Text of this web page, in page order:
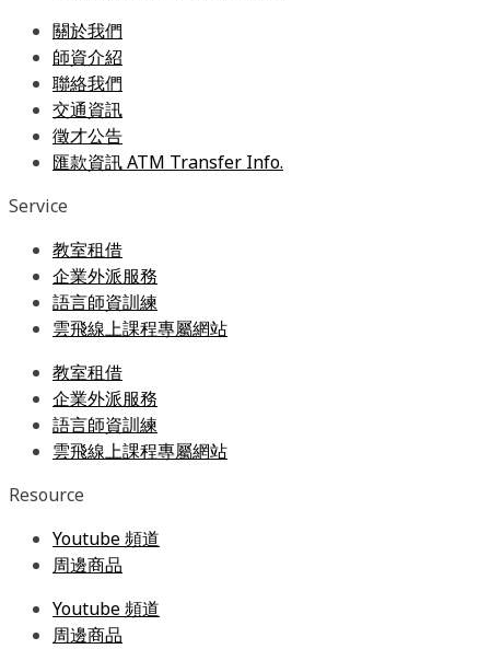
關於我們
師資介紹
聯絡我們
交通資訊
徵才公告
匯款資訊 ATM Transfer Info.
Service
教室租借
企業外派服務
語言師資訓練
雲飛線上課程專屬網站
教室租借
企業外派服務
語言師資訓練
雲飛線上課程專屬網站
Resource
Youtube 頻道
周邊商品
Youtube 頻道
周邊商品